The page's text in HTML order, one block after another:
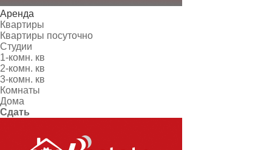
Аренда
Квартиры
Квартиры посуточно
Студии
1-комн. кв
2-комн. кв
3-комн. кв
Комнаты
Дома
Сдать